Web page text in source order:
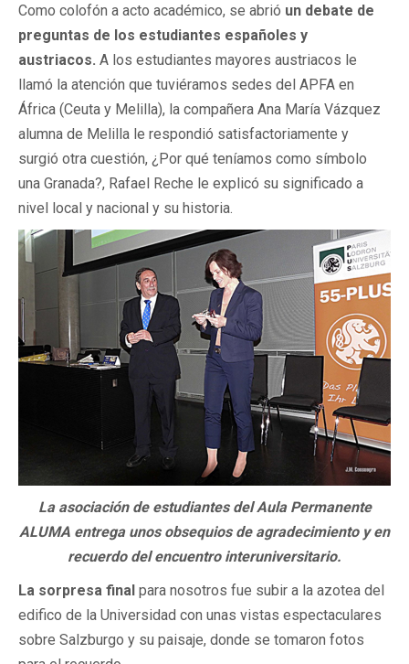
Como colofón a acto académico, se abrió un debate de
preguntas de los estudiantes españoles y
austriacos. A los estudiantes mayores austriacos le
llamó la atención que tuviéramos sedes del APFA en
África (Ceuta y Melilla), la compañera Ana María Vázquez
alumna de Melilla le respondió satisfactoriamente y
surgió otra cuestión, ¿Por qué teníamos como símbolo
una Granada?, Rafael Reche le explicó su significado a
nivel local y nacional y su historia.
La asociación de estudiantes del Aula Permanente
ALUMA entrega unos obsequios de agradecimiento y en
recuerdo del encuentro interuniversitario.
La sorpresa final para nosotros fue subir a la azotea del
edifico de la Universidad con unas vistas espectaculares
sobre Salzburgo y su paisaje, donde se tomaron fotos